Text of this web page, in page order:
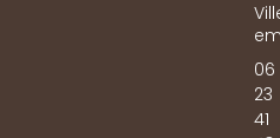
06
23
41